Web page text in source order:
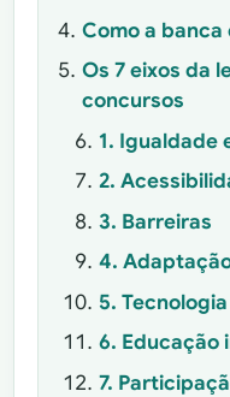
Como a
Os 7 eixos da
concursos
1. Igualdade
2.
3. Barreiras
4.
5.
6. Educação
7.